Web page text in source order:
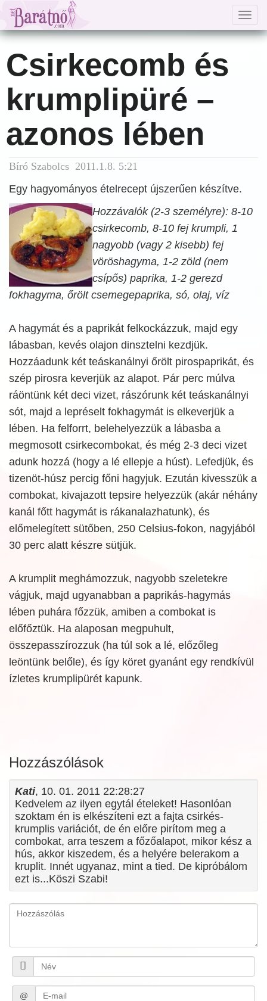
Csirkecomb és
krumplipüré –
azonos lében
Bíró Szabolcs 2011.1.8. 5:21
Egy hagyományos ételrecept újszerűen készítve.
Hozzávalók (2-3 személyre): 8-10
csirkecomb, 8-10 fej krumpli, 1
nagyobb (vagy 2 kisebb) fej
vöröshagyma, 1-2 zöld (nem
csípős) paprika, 1-2 gerezd
fokhagyma, őrölt csemegepaprika, só, olaj, víz
A hagymát és a paprikát felkockázzuk, majd egy
lábasban, kevés olajon dinsztelni kezdjük.
Hozzáadunk két teáskanálnyi őrölt pirospaprikát, és
szép pirosra keverjük az alapot. Pár perc múlva
ráöntünk két deci vizet, rászórunk két teáskanálnyi
sót, majd a lepréselt fokhagymát is elkeverjük a
lében. Ha felforrt, belehelyezzük a lábasba a
megmosott csirkecombokat, és még 2-3 deci vizet
adunk hozzá (hogy a lé ellepje a húst). Lefedjük, és
tizenöt-húsz percig főni hagyjuk. Ezután kivesszük a
combokat, kivajazott tepsire helyezzük (akár néhány
kanál főtt hagymát is rákanalazhatunk), és
előmelegített sütőben, 250 Celsius-fokon, nagyjából
30 perc alatt készre sütjük.
A krumplit meghámozzuk, nagyobb szeletekre
vágjuk, majd ugyanabban a paprikás-hagymás
lében puhára főzzük, amiben a combokat is
előfőztük. Ha alaposan megpuhult,
összepasszírozzuk (ha túl sok a lé, előzőleg
leöntünk belőle), és így köret gyanánt egy rendkívül
ízletes krumplipürét kapunk.
Hozzászólások
Kati, 10. 01. 2011 22:28:27
Kedvelem az ilyen egytál ételeket! Hasonlóan
szoktam én is elkészíteni ezt a fajta csirkés-
krumplis variációt, de én előre pirítom meg a
combokat, arra teszem a főzőalapot, mikor kész a
hús, akkor kiszedem, és a helyére belerakom a
kruplit. Innét ugyanaz, mint a tied. De kipróbálom
ezt is...Köszi Szabi!
@